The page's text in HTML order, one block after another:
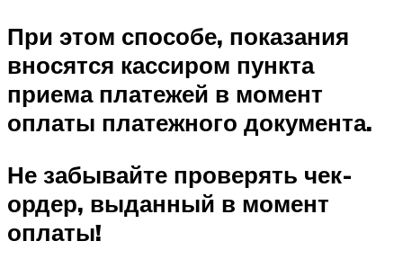
При этом способе, показания
вносятся кассиром пункта
приема платежей в момент
оплаты платежного документа.
Не забывайте проверять чек-
ордер, выданный в момент
оплаты!